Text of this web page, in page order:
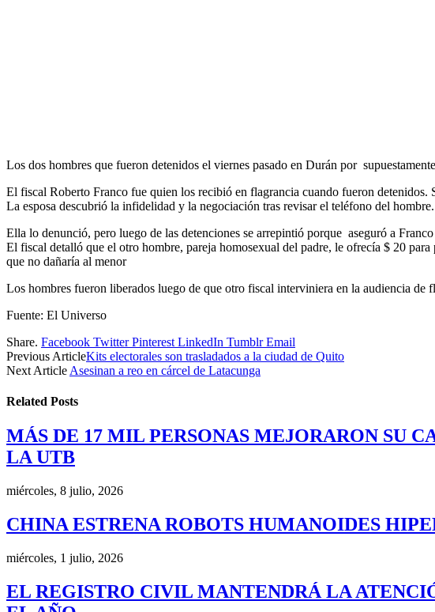
Los dos hombres que fueron detenidos el viernes pasado en Durán por
El fiscal Roberto Franco fue quien los recibió en flagrancia cuando fueron
La esposa descubrió la infidelidad y la negociación tras revisar el teléfono del hombre.
Ella lo denunció, pero luego de las detenciones se arrepintió porque aseguró a
El fiscal detalló que el otro hombre, pareja homosexual del padre, le ofrecía $ 20
que no dañaría al menor
Los hombres fueron liberados luego de que otro fiscal interviniera en la audiencia
Fuente: El Universo
Share. Facebook Twitter Pinterest LinkedIn Tumblr Email
Previous ArticleKits electorales son trasladados a la ciudad de Quito
Next Article Asesinan a reo en cárcel de Latacunga
Related Posts
MÁS DE 17 MIL PERSONAS MEJORARON SU
LA UTB
miércoles, 8 julio, 2026
CHINA ESTRENA ROBOTS HUMANOIDES
miércoles, 1 julio, 2026
EL REGISTRO CIVIL MANTENDRÁ LA